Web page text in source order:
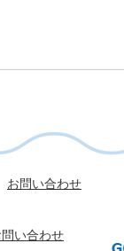
お問い合わせ
い合わせ